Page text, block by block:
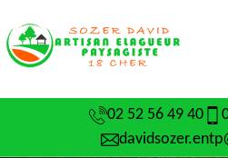
02 52 56 49 40